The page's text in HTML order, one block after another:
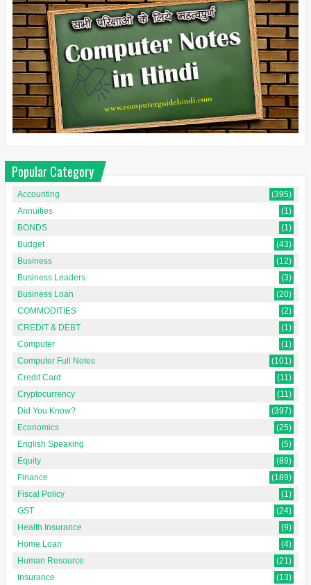
Popular Category
Accounting
(395)
Annuities
(1)
BONDS
(1)
Budget
(43)
Business
(12)
Business Leaders
(3)
Business Loan
(20)
COMMODITIES
(2)
CREDIT & DEBT
(1)
Computer
(1)
Computer Full Notes
(101)
Credit Card
(11)
Cryptocurrency
(11)
Did You Know?
(397)
Economics
(25)
English Speaking
(5)
Equity
(89)
Finance
(189)
Fiscal Policy
(1)
GST
(24)
Health Insurance
(9)
Home Loan
(4)
Human Resource
(21)
Insurance
(13)